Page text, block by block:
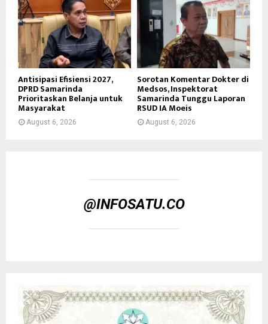
Antisipasi Efisiensi 2027,
DPRD Samarinda
Prioritaskan Belanja untuk
Masyarakat
August 6, 2026
Sorotan Komentar Dokter di
Medsos, Inspektorat
Samarinda Tunggu Laporan
RSUD IA Moeis
August 6, 2026
@INFOSATU.CO